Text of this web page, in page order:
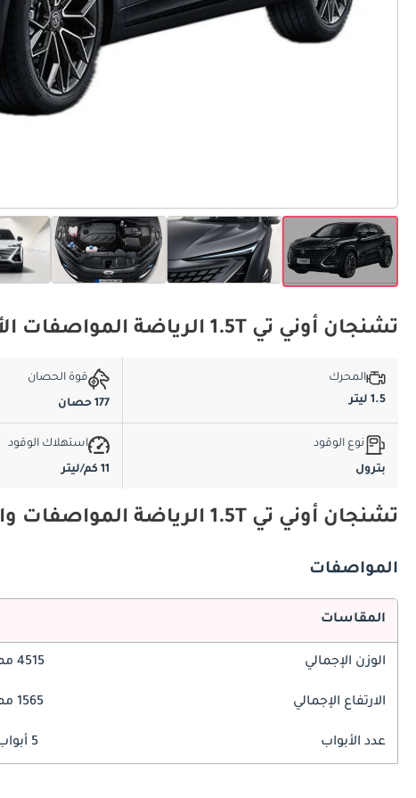
تشنجان أوني تي 1.5T الرياضة المواصفات الأساسية
المحرك
1.5 ليتر
قوة الحصان
177 حصان
نوع الوقود
بترول
استهلاك الوقود
11 كم/ليتر
تشنجان أوني تي 1.5T الرياضة المواصفات والميزات
المواصفات
المقاسات
الوزن الإجمالي 4515 مم
الارتفاع الإجمالي 1565 مم
عدد الأبواب 5 أبواب